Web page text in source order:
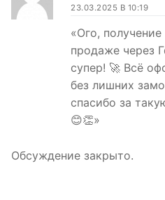
23.03.2025 В 10:19
«Ого,
продаже через
супер! 🚀 Всё
без лишних
спасибо за
😊👏»
Обсуждение закрыто.